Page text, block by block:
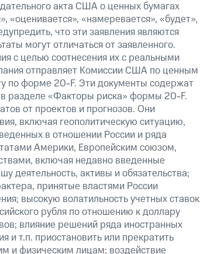
акта США о ценных бумагах
«оценивается», «намеревается», «будет»,
что эти заявления являются
могут отличаться от заявленного.
с целью соотнесения их с реальными
отправляет Комиссии США по ценным
по форме 20-F. Эти документы содержат
разделе «Факторы риска» формы 20-F.
от проектов и прогнозов. Они
включая геополитическую ситуацию,
в отношении России и ряда
Америки, Европейским союзом,
включая недавно введенные
деятельность, активы и обязательства;
принятые властями России
высокую волатильность учетных ставок
рубля по отношению к доллару
влияние решений ряда иностранных
и т.п. приостановить или прекратить
и физическим лицам; воздействие